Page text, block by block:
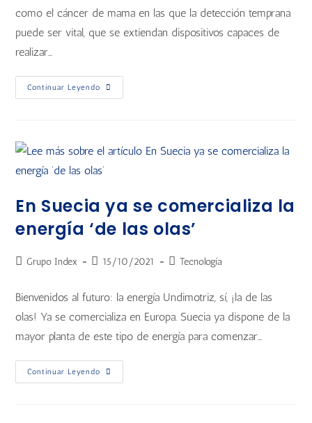
como el cáncer de mama en las que la detección temprana
puede ser vital, que se extiendan dispositivos capaces de
realizar…
Continuar Leyendo
En Suecia ya se comercializa la
energía ‘de las olas’
Grupo Index 15/10/2021 Tecnología
Bienvenidos al futuro: la energía Undimotriz, sí, ¡la de las
olas! Ya se comercializa en Europa. Suecia ya dispone de la
mayor planta de este tipo de energía para comenzar…
Continuar Leyendo